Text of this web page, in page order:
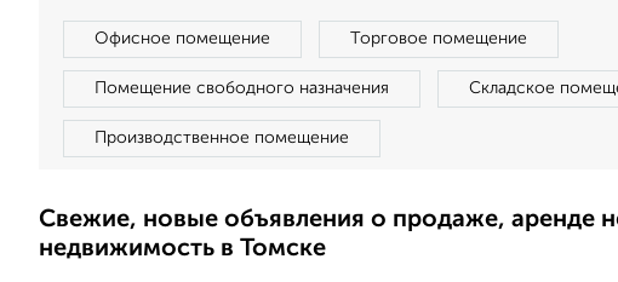
Офисное помещение Торговое помещение
Помещение свободного назначения Складское
Производственное помещение
Свежие, новые объявления о продаже, аренде
недвижимость в Томске